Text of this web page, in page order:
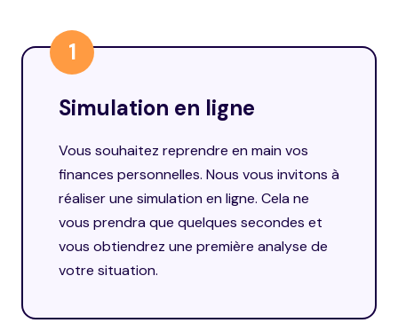
1
Simulation en ligne
Vous souhaitez reprendre en main vos
finances personnelles. Nous vous invitons à
réaliser une simulation en ligne. Cela ne
vous prendra que quelques secondes et
vous obtiendrez une première analyse de
votre situation.